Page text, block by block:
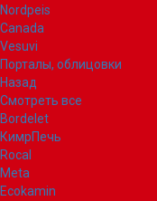
Nordpeis
Canada
Vesuvi
Порталы, облицовки
Назад
Смотреть все
Bordelet
КимрПечь
Rocal
Meta
Ecokamin